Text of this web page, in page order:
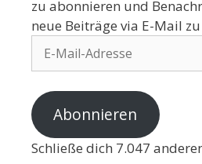
zu abonnieren und
neue Beiträge via E-Mail
Abonnieren
Schließe dich 7.047